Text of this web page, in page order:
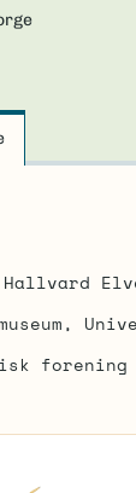
Hallvard
forening